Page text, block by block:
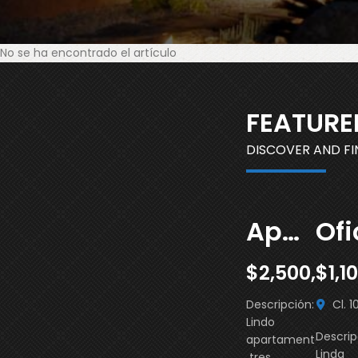
No se ha encontrado el artículo
DISCOVER AND
Apartamento Terravista
$2,500,000
Descripción:
Lindo
apartamento,
Cl. 106 #56-62, Suba,
Linda